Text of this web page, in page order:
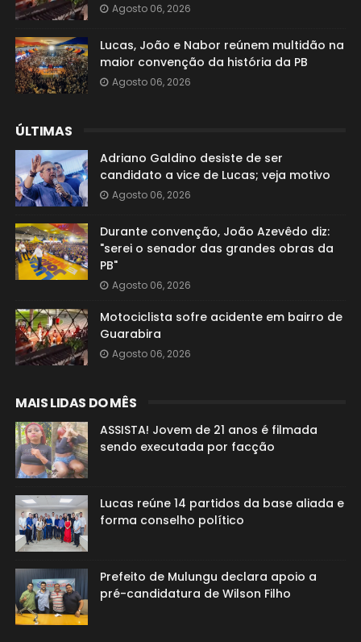
Agosto 06, 2026
Lucas, João e Nabor reúnem multidão na
maior convenção da história da PB
Agosto 06, 2026
ÚLTIMAS
Adriano Galdino desiste de ser
candidato a vice de Lucas; veja motivo
Agosto 06, 2026
Durante convenção, João Azevêdo diz:
"serei o senador das grandes obras da
PB"
Agosto 06, 2026
Motociclista sofre acidente em bairro de
Guarabira
Agosto 06, 2026
MAIS LIDAS DO MÊS
ASSISTA! Jovem de 21 anos é filmada
sendo executada por facção
Lucas reúne 14 partidos da base aliada e
forma conselho político
Prefeito de Mulungu declara apoio a
pré-candidatura de Wilson Filho